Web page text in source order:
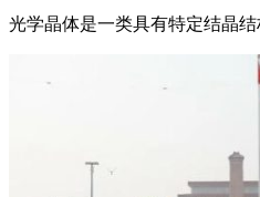
光学晶体是一类具有特定结晶